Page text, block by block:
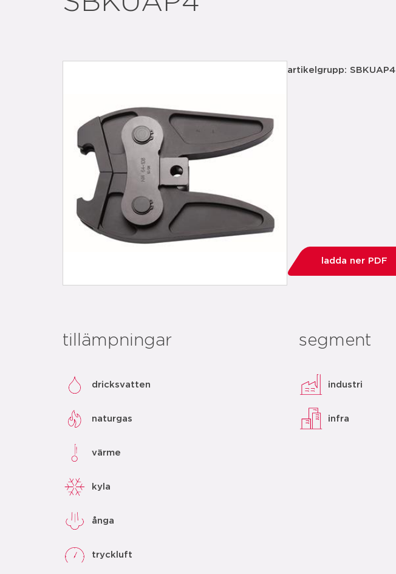
artikelgrupp: SBKUAP4
ladda ner PDF
tillämpningar
dricksvatten
naturgas
värme
kyla
ånga
tryckluft
segment
industri
infra